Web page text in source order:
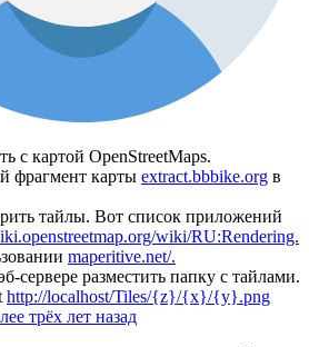
с картой OpenStreetMaps.
фрагмент карты extract.bbbike.org в
тайлы. Вот список приложений
wiki/RU:Rendering.
maperitive.net/.
сервере разместить папку с тайлами.
http://localhost/Tiles/{z}/{x}/{y}.png
трёх лет назад